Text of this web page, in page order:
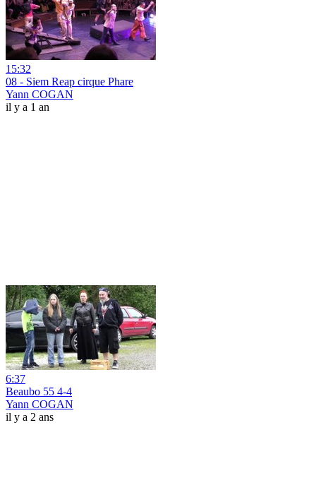
15:32
08 - Siem Reap cirque Phare
Yann COGAN
il y a 1 an
6:37
Beaubo 55 4-4
Yann COGAN
il y a 2 ans